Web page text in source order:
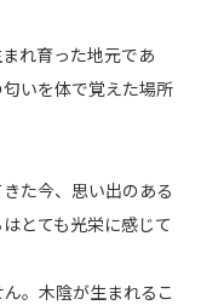
れ育った地元であ
いを体で覚えた場所
た今、思い出のある
とても光栄に感じて
。木陰が生まれるこ